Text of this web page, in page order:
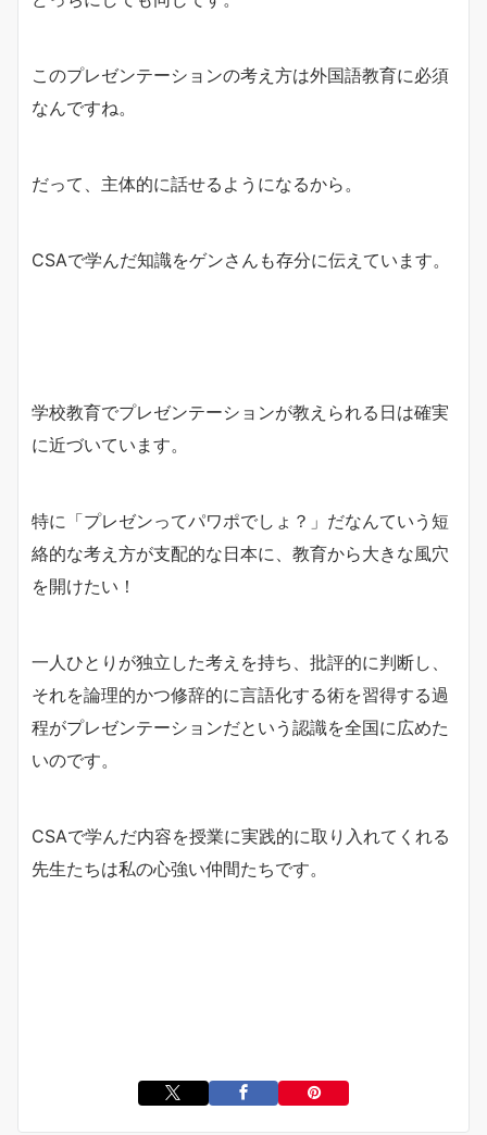
このプレゼンテーションの考え方は外国語教育に必須
なんですね。
だって、主体的に話せるようになるから。
CSAで学んだ知識をゲンさんも存分に伝えています。
学校教育でプレゼンテーションが教えられる日は確実
に近づいています。
特に「プレゼンってパワポでしょ？」だなんていう短
絡的な考え方が支配的な日本に、教育から大きな風穴
を開けたい！
一人ひとりが独立した考えを持ち、批評的に判断し、
それを論理的かつ修辞的に言語化する術を習得する過
程がプレゼンテーションだという認識を全国に広めた
いのです。
CSAで学んだ内容を授業に実践的に取り入れてくれる
先生たちは私の心強い仲間たちです。